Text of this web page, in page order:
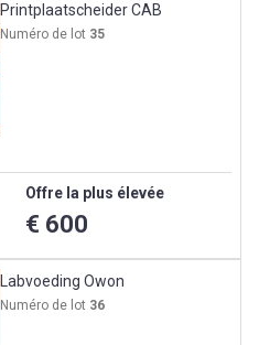
Printplaatscheider CAB
Numéro de lot 35
Offre la plus élevée
€ 600
Labvoeding Owon
Numéro de lot 36